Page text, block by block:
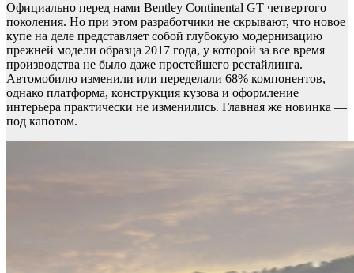
Официально перед нами Bentley Continental GT четвертого
поколения. Но при этом разработчики не скрывают, что новое
купе на деле представляет собой глубокую модернизацию
прежней модели образца 2017 года, у которой за все время
производства не было даже простейшего рестайлинга.
Автомобилю изменили или переделали 68% компонентов,
однако платформа, конструкция кузова и оформление
интерьера практически не изменились. Главная же новинка —
под капотом.